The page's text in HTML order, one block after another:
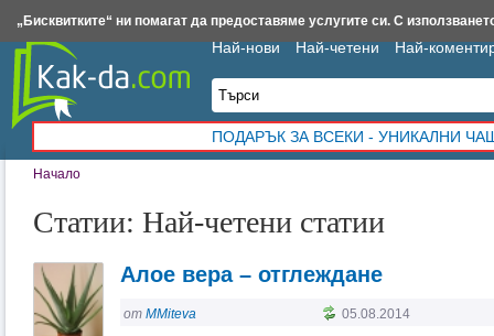
Начало
Статии: Най-четени статии
Алое вера – отглеждане
от MMiteva 05.08.2014
Най-нови Най-четени Най-
ПОДАРЪК ЗА ВСЕКИ - УНИКАЛНИ
Insert.bg Framar.bg Kak-da.com Iztochnik.com BauBau.bg NewAge.bg
„Бисквитките“ ни помагат да предоставяме услугите си. С